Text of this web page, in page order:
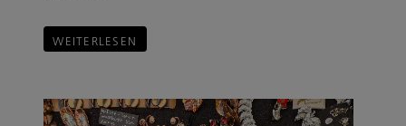
WEITERLESEN